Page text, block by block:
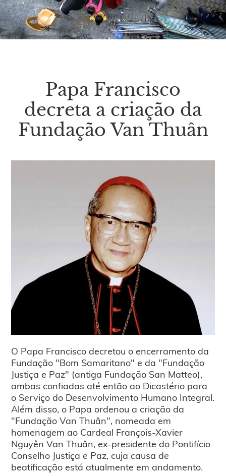
Papa Francisco
decreta a criação da
Fundação Van Thuân
O Papa Francisco decretou o encerramento da
Fundação "Bom Samaritano" e da "Fundação
Justiça e Paz" (antiga Fundação San Matteo),
ambas confiadas até então ao Dicastério para
o Serviço do Desenvolvimento Humano Integral.
Além disso, o Papa ordenou a criação da
"Fundação Van Thuân", nomeada em
homenagem ao Cardeal François-Xavier
Nguyên Van Thuân, ex-presidente do Pontifício
Conselho Justiça e Paz, cuja causa de
beatificação está atualmente em andamento.